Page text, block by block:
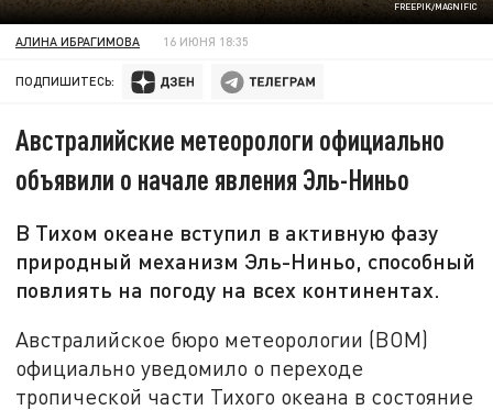
FREEPIK/MAGNIFIC
АЛИНА ИБРАГИМОВА 16 ИЮНЯ 18:35
ПОДПИШИТЕСЬ:
Австралийские метеорологи официально
объявили о начале явления Эль-Ниньо
В Тихом океане вступил в активную фазу
природный механизм Эль-Ниньо, способный
повлиять на погоду на всех континентах.
Австралийское бюро метеорологии (BOM)
официально уведомило о переходе
тропической части Тихого океана в состояние